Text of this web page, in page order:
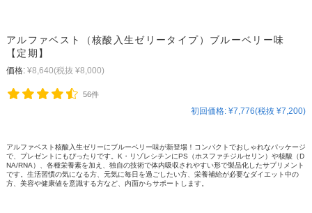
アルファベスト（核酸入生ゼリータイプ）ブルーベリー味
【定期】
価格: ¥8,640(税抜 ¥8,000)
56件
初回価格: ¥7,776(税抜 ¥7,200)
アルファベスト核酸入生ゼリーにブルーベリー味が新登場！コンパクトでおしゃれなパッケージ
で、プレゼントにもぴったりです。K・リゾレシチンにPS（ホスファチジルセリン）や核酸（D
NA/RNA）、各種栄養素を加え、独自の技術で体内吸収されやすい形で製品化したサプリメント
です。生活習慣の気になる方、元気に毎日を過ごしたい方、栄養補給が必要なダイエット中の
方、美容や健康値を意識する方など、内面からサポートします。